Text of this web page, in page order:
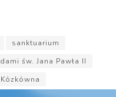
sanktuarium
św. Jana Pawła II